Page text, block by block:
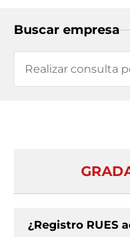
Buscar empresa
¿Registro RUES